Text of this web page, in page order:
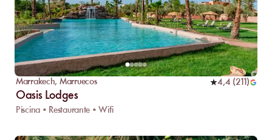
Marrakech, Marruecos 4,4 (211 )
Oasis Lodges
Piscina • Restaurante • Wifi